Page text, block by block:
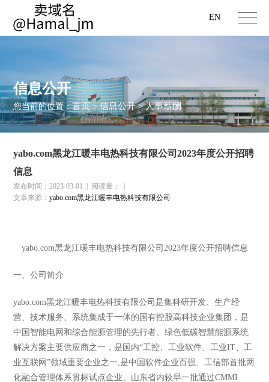
EN
信息公开
您当前的位置：首页>信息公开>人事薪酬
yabo.com黑龙江暖丰电热科技有限公司2023年度公开招聘
信息
发布时间：2023-03-01 阅读量：
文章来源：yabo.com黑龙江暖丰电热科技有限公司
yabo.com黑龙江暖丰电热科技有限公司2023年度公开招聘信息
一、公司简介
yabo.com黑龙江暖丰电热科技有限公司是集科研开发、生产经
营、技术服务、系统集成于一体的国有控股高科技企业集团，是
中国智能电网和综合能源管理的先行者、绿色低碳智慧能源系统
解决方案主要供应商之一，是国内“工控、工业软件、工业IT、工
业互联网”领域重要企业之一,是中国软件企业百强、工信部首批两
化融合管理体系贯标试点企业、山东省内较早一批通过CMMI